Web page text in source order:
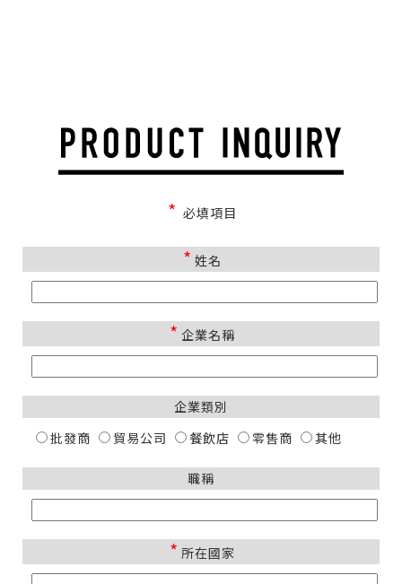
* 必填項目
* 姓名
* 企業名稱
企業類別
批發商
貿易公司 餐飲店 零售商 其他
職稱
* 所在國家